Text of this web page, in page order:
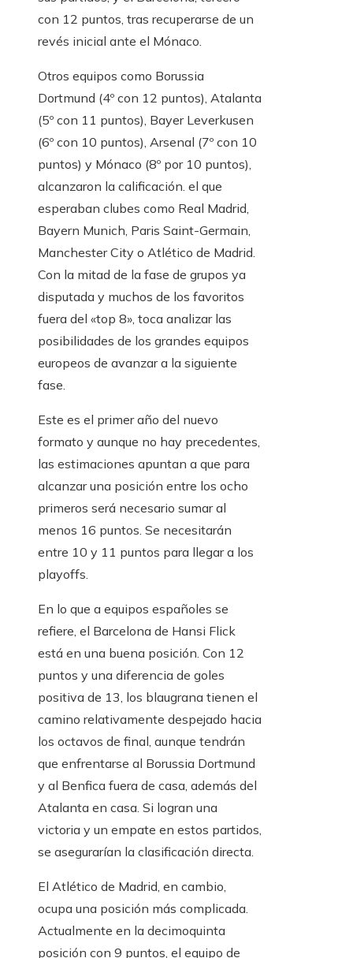
con 12 puntos, tras recuperarse de un
revés inicial ante el Mónaco.
Otros equipos como Borussia
Dortmund (4º con 12 puntos), Atalanta
(5º con 11 puntos), Bayer Leverkusen
(6º con 10 puntos), Arsenal (7º con 10
puntos) y Mónaco (8º por 10 puntos),
alcanzaron la calificación. el que
esperaban clubes como Real Madrid,
Bayern Munich, Paris Saint-Germain,
Manchester City o Atlético de Madrid.
Con la mitad de la fase de grupos ya
disputada y muchos de los favoritos
fuera del «top 8», toca analizar las
posibilidades de los grandes equipos
europeos de avanzar a la siguiente
fase.
Este es el primer año del nuevo
formato y aunque no hay precedentes,
las estimaciones apuntan a que para
alcanzar una posición entre los ocho
primeros será necesario sumar al
menos 16 puntos. Se necesitarán
entre 10 y 11 puntos para llegar a los
playoffs.
En lo que a equipos españoles se
refiere, el Barcelona de Hansi Flick
está en una buena posición. Con 12
puntos y una diferencia de goles
positiva de 13, los blaugrana tienen el
camino relativamente despejado hacia
los octavos de final, aunque tendrán
que enfrentarse al Borussia Dortmund
y al Benfica fuera de casa, además del
Atalanta en casa. Si logran una
victoria y un empate en estos partidos,
se asegurarían la clasificación directa.
El Atlético de Madrid, en cambio,
ocupa una posición más complicada.
Actualmente en la decimoquinta
posición con 9 puntos, el equipo de